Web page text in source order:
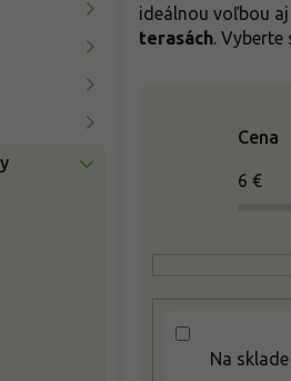
ideálnou voľbou
terasách. Vyberte
Cena
6 €
Na sklade